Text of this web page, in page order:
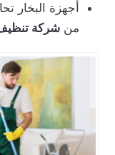
أجهزة البخار
من شركة